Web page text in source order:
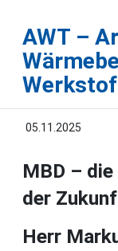
AWT –
05.11.2025
MBD –
der
Herr